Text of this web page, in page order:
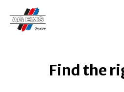
Find the